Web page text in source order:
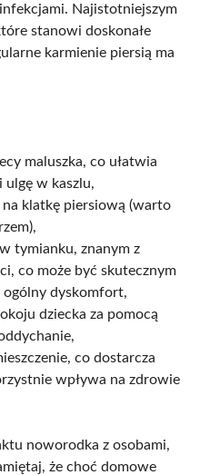
Najistotniejszym
stanowi doskonałe
karmienie piersią ma
maluszka, co ułatwia
ulgę w kaszlu,
na klatkę piersiową (warto
tymianku, znanym z
co może być skutecznym
ogólny dyskomfort,
dziecka za pomocą
co dostarcza
wpływa na zdrowie
noworodka z osobami,
że choć domowe